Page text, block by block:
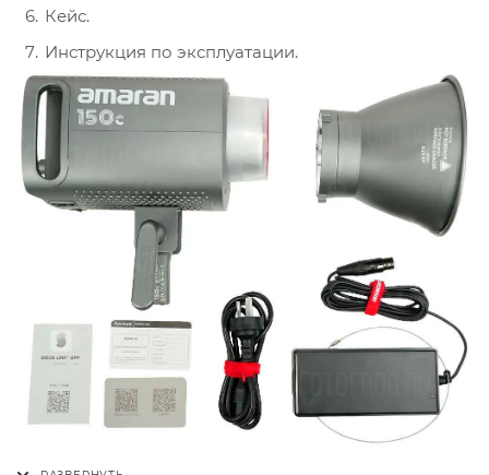
Кейс.
Инструкция по эксплуатации.